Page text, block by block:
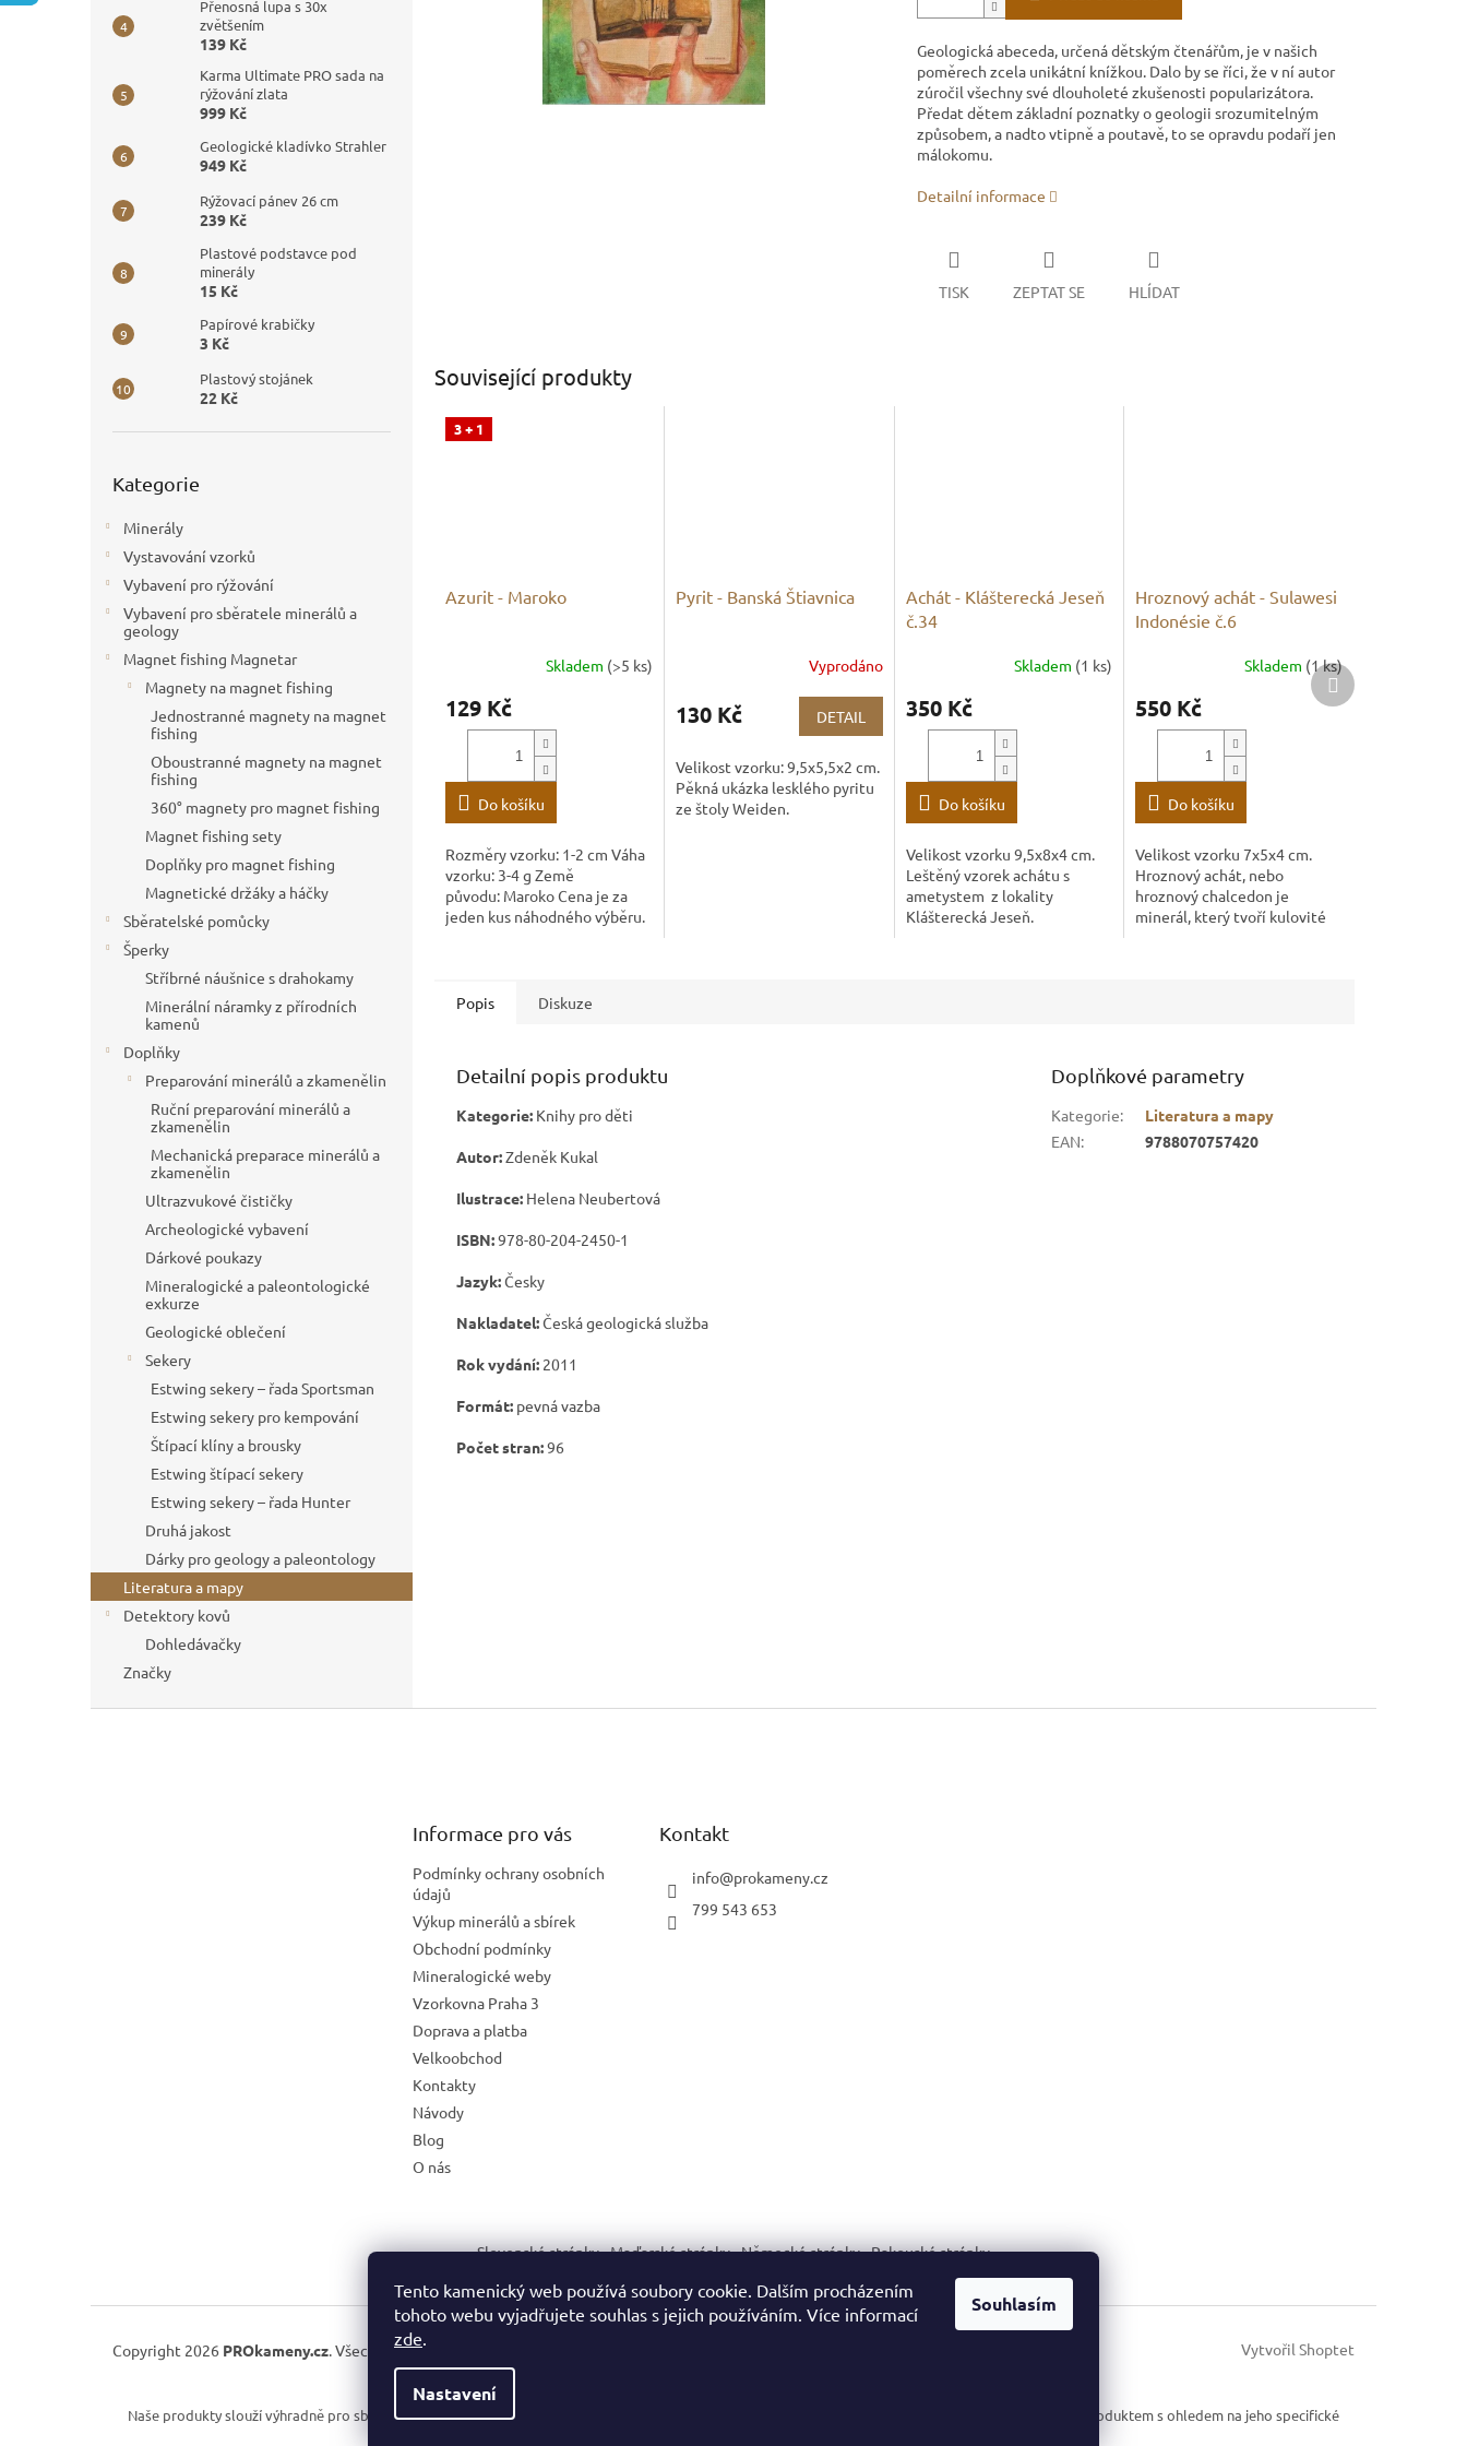
Tento kamenický web používá soubory cookie. Dalším procházením
tohoto webu vyjadřujete souhlas s jejich používáním. Více informací
zde.
Nastavení
Souhlasím
Přenosná lupa s 30x
zvětšením
139 Kč
Karma Ultimate PRO sada na
rýžování zlata
999 Kč
Geologické kladívko Strahler
949 Kč
Rýžovací pánev 26 cm
239 Kč
Plastové podstavce pod
minerály
15 Kč
Papírové krabičky
3 Kč
Plastový stojánek
22 Kč
kategorie
Kategorie
Minerály
Vystavování vzorků
Vybavení pro rýžování
Vybavení pro sběratele minerálů a
geology
Magnet fishing Magnetar
Magnety na magnet fishing
Jednostranné magnety na magnet
fishing
Oboustranné magnety na magnet
fishing
360° magnety pro magnet fishing
Magnet fishing sety
Doplňky pro magnet fishing
Magnetické držáky a háčky
Sběratelské pomůcky
Šperky
Stříbrné náušnice s drahokamy
Minerální náramky z přírodních
kamenů
Doplňky
Preparování minerálů a zkamenělin
Ruční preparování minerálů a
zkamenělin
Mechanická preparace minerálů a
zkamenělin
Ultrazvukové čističky
Archeologické vybavení
Dárkové poukazy
Mineralogické a paleontologické
exkurze
Geologické oblečení
Sekery
Estwing sekery – řada Sportsman
Estwing sekery pro kempování
Štípací klíny a brousky
Estwing štípací sekery
Estwing sekery – řada Hunter
Druhá jakost
Dárky pro geology a paleontology
Literatura a mapy
Detektory kovů
Dohledávačky
Značky
Geologická abeceda, určená dětským čtenářům, je v našich
poměrech zcela unikátní knížkou. Dalo by se říci, že v ní autor
zúročil všechny své dlouholeté zkušenosti popularizátora.
Předat dětem základní poznatky o geologii srozumitelným
způsobem, a nadto vtipně a poutavě, to se opravdu podaří jen
málokomu.
Detailní informace
TISK ZEPTAT SE HLÍDAT
Související produkty
3 + 1
Azurit - Maroko
Skladem (>5 ks)
129 Kč
Do košíku
Rozměry vzorku: 1-2 cm Váha
vzorku: 3-4 g Země
původu: Maroko Cena je za
jeden kus náhodného výběru.
Pyrit - Banská Štiavnica
Vyprodáno
130 Kč DETAIL
Velikost vzorku: 9,5x5,5x2 cm.
Pěkná ukázka lesklého pyritu
ze štoly Weiden.
Achát - Klášterecká Jeseň
č.34
Skladem (1 ks)
350 Kč
Do košíku
Velikost vzorku 9,5x8x4 cm.
Leštěný vzorek achátu s
ametystem z lokality
Klášterecká Jeseň.
Hroznový achát - Sulawesi
Indonésie č.6
Skladem (1 ks)
550 Kč
Do košíku
Velikost vzorku 7x5x4 cm.
Hroznový achát, nebo
hroznový chalcedon je
minerál, který tvoří kulovité
Další
produkt
Popis Diskuze
Detailní popis produktu
Kategorie: Knihy pro děti
Autor:Zdeněk Kukal
Ilustrace: Helena Neubertová
ISBN:978-80-204-2450-1
Jazyk:Česky
Nakladatel:Česká geologická služba
Rok vydání: 2011
Formát: pevná vazba
Počet stran:96
Doplňkové parametry
Kategorie:
Literatura a mapy
EAN: 9788070757420
Informace pro vás
Podmínky ochrany osobních
údajů
Výkup minerálů a sbírek
Obchodní podmínky
Mineralogické weby
Vzorkovna Praha 3
Doprava a platba
Velkoobchod
Kontakty
Návody
Blog
O nás
Kontakt
info@prokameny.cz
799 543 653
Slovenské stránky Maďarské stránky Německé stránky Rakouské stránky
Vytvořil Shoptet
Copyright 2026 PROkameny.cz. Všechna práva vyhrazena.
Naše produkty slouží výhradně pro sběratelské, vzdělávací nebo dekorační účely. Nejsou určeny jako hračka ani pro děti do 3 let. Zacházejte s každým produktem s ohledem na jeho specifické